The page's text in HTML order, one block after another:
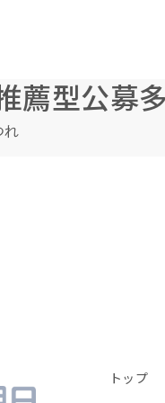
薦型公募
れ
トップ